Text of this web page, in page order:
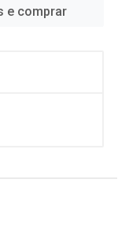
e comprar